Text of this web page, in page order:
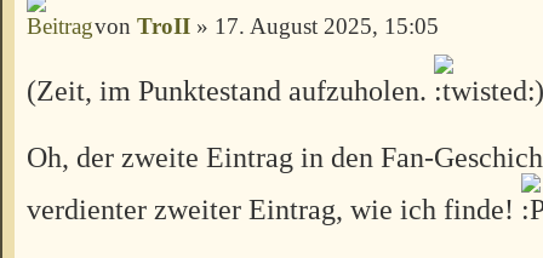
von TroII » 17. August 2025, 15:05
(Zeit, im Punktestand aufzuholen. )
Oh, der zweite Eintrag in den Fan-
verdienter zweiter Eintrag, wie ich finde!